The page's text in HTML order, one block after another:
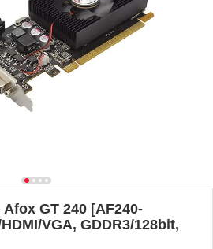
Afox GT 240 [AF240-
VGA, GDDR3/128bit,